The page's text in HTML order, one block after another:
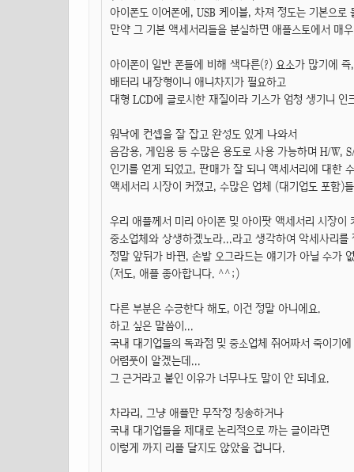
아이폰도 이어폰에, USB 케이블, 차져 정도는 기본으로
만약 그 기본 액세서리들을 분실하면 애플스토에서 매
아이폰이 일반 폰들에 비해 색다른(?) 요소가 많기에 즉,
배터리 내장형이니 애니차지가 필요하고
대형 LCD에 글로시한 재질이라 기스가 엄청 생기니 인
워낙에 컨셉을 잘 잡고 완성도 있게 나와서
음감용, 게임용 등 수많은 용도로 사용 가능하며 H/W,
인기를 얻게 되었고, 판매가 잘 되니 액세서리에 대한
액세서리 시장이 커졌고, 수많은 업체 (대기업도 포함)
우리 애플께서 미리 아이폰 및 아이팟 액세서리 시장이
중소업체와 상생하겠노라...라고 생각하여 악세사리를
정말 앞뒤가 바뀐, 손발 오그라드는 얘기가 아닐 수가
(저도, 애플 좋아합니다. ^^;)
다른 부분은 수긍한다 해도, 이건 정말 아니에요.
하고 싶은 말씀이...
국내 대기업들의 독과점 및 중소업체 쥐어짜서 죽이기
어렴풋이 알겠는데...
그 근거라고 붙인 이유가 너무나도 말이 안 되네요.
차라리, 그냥 애플만 무작정 칭송하거나
국내 대기업들을 제대로 논리적으로 까는 글이라면
이렇게 까지 리플 달지도 않았을 겁니다.